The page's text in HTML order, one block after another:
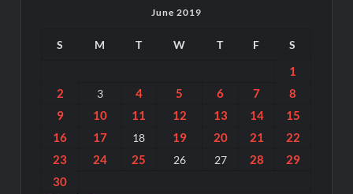
June 2019
S M T W T F S
1
2
3 4 5 6 7
8
9
10 11 12 13 14
15
16
17 18 19 20 21
22
23
24 25 26 27 28
29
30